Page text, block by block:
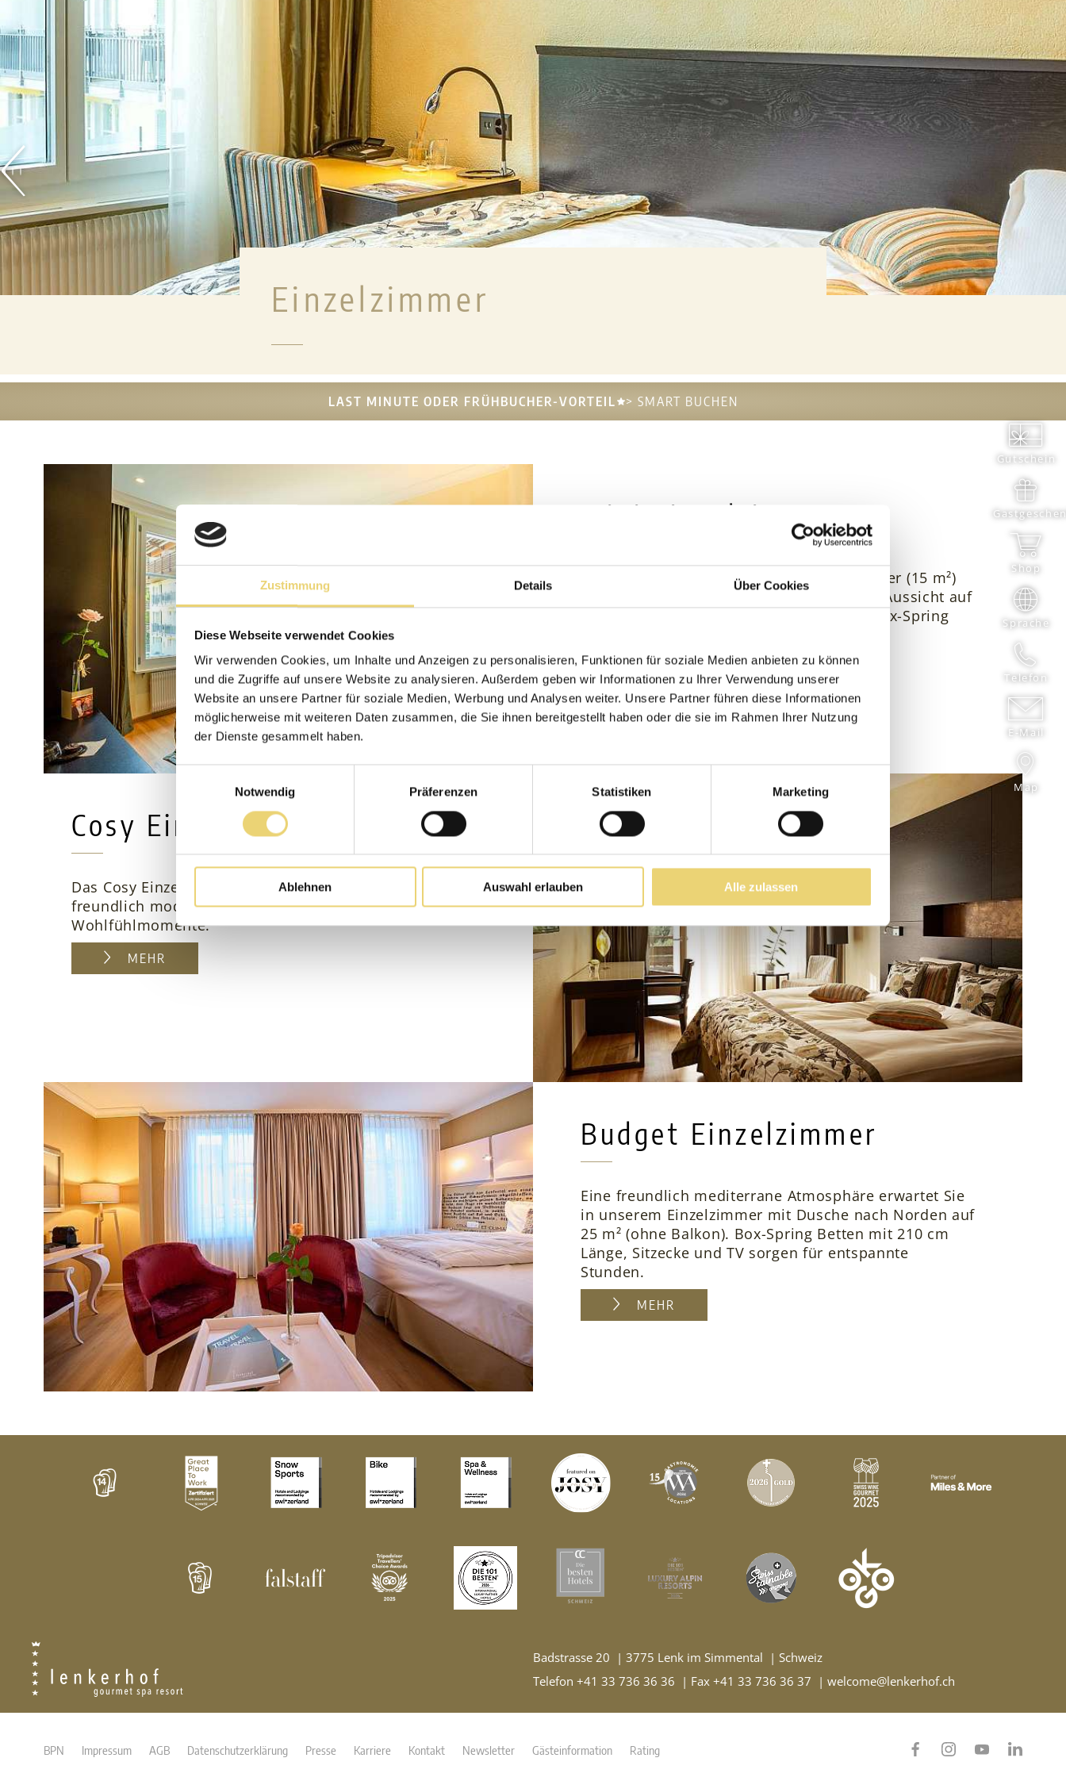
Zustimmung Details Über Cookies
Diese Webseite verwendet Cookies
Wir verwenden Cookies, um Inhalte und Anzeigen zu personalisieren, Funktionen für soziale Medien anbieten zu können
und die Zugriffe auf unsere Website zu analysieren. Außerdem geben wir Informationen zu Ihrer Verwendung unserer
Website an unsere Partner für soziale Medien, Werbung und Analysen weiter. Unsere Partner führen diese Informationen
möglicherweise mit weiteren Daten zusammen, die Sie ihnen bereitgestellt haben oder die sie im Rahmen Ihrer Nutzung
der Dienste gesammelt haben.
Einwilligungsauswahl
Notwendig
Präferenzen Statistiken Marketing
Ablehnen Auswahl erlauben Alle zulassen
Gutschein
Shop
Sprache
Telefon
E-Mail
Map
MEETINGS & EVENTS
PRIVATANLÄSSE
HOCHZEITEN
MICE
LENKERHOF EXKLUSIV
AKTIV & SPECIALS
WINTER
FESTTAGSPROGRAMM
SOMMER
KINDER
SPECIALS & EVENTS
WISSENSWERTES
DIREKTBUCHERVORTEIL
LENKERHOF-MEHRWERT
KIDS WELCOME
HUNDE
7SOURCES WELLNESSPAKET
BARRIEREFREIE ZIMMER
WEBCAM
Einzelzimmer
LAST MINUTE ODER FRÜHBUCHER-VORTEIL > SMART BUCHEN
Mini Einzelzimmer
Das neu renovierte sehr kleine Einzelzimmer (15 m²)
bietet einen freundlich modernen Stil mit Aussicht auf
den Wildstrubel (ohne Balkon), Dusche, Box-Spring
MEHR
Cosy Einzelzimmer
Das Cosy Einzelzimmer mit Dusche (28 m²) in seinem
freundlich modernen Stil verspricht harmonische
Wohlfühlmomente.
MEHR
Budget Einzelzimmer
Eine freundlich mediterrane Atmosphäre erwartet Sie
in unserem Einzelzimmer mit Dusche nach Norden auf
25 m² (ohne Balkon). Box-Spring Betten mit 210 cm
Länge, Sitzecke und TV sorgen für entspannte
Stunden.
MEHR
Badstrasse 20 3775 Lenk im Simmental
Schweiz
Telefon +41 33 736 36 36
Fax +41 33 736 36 37 welcome@lenkerhof.ch
BPN Impressum AGB Datenschutzerklärung Presse Karriere Kontakt Newsletter Gästeinformation Rating